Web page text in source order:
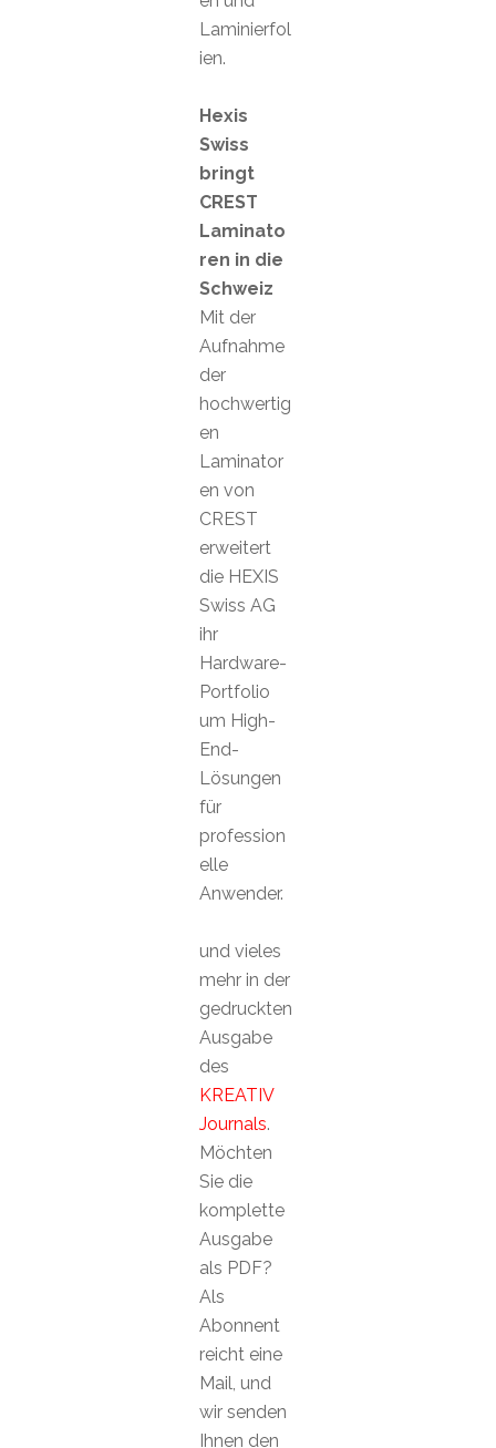
Laminierfol
ien.
Hexis
Swiss
bringt
CREST
Laminato
ren in die
Schweiz
Mit der
Aufnahme
der
hochwertig
en
Laminator
en von
CREST
erweitert
die HEXIS
Swiss AG
ihr
Hardware-
Portfolio
um High-
End-
Lösungen
für
profession
elle
Anwender.
und vieles
mehr in der
gedruckten
Ausgabe
des
KREATIV
Journals.
Möchten
Sie die
komplette
Ausgabe
als PDF?
Als
Abonnent
reicht eine
Mail, und
wir senden
Ihnen den